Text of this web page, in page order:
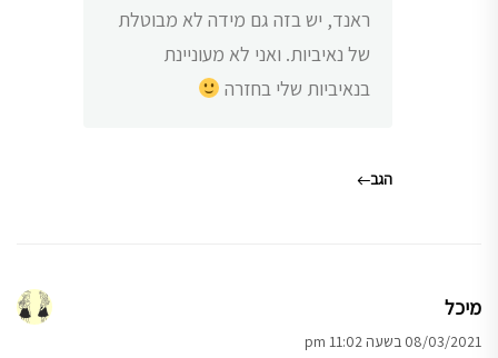
ראנד, יש בזה גם מידה לא מבוטלת
של נאיביות. ואני לא מעוניינת
בנאיביות שלי בחזרה
הגב
מיכל
08/03/2021 בשעה 11:02 pm